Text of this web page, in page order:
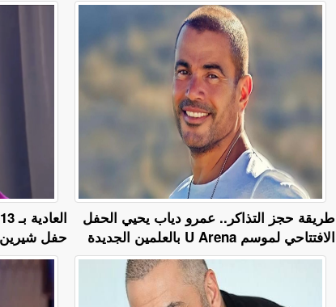
حفل شيرين
طريقة حجز التذاكر.. عمرو دياب يحيي الحفل
الافتتاحي لموسم U Arena بالعلمين الجديدة